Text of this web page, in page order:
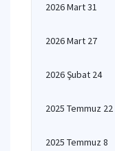
2026 Mart 31
2026 Mart 27
2026 Şubat 24
2025 Temmuz 22
2025 Temmuz 8